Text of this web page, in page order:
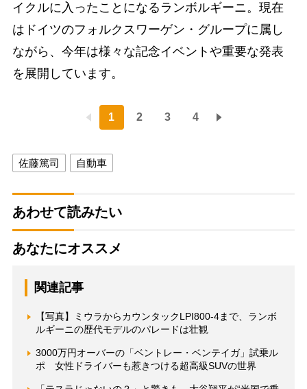
イクルに入ったことになるランボルギーニ。現在
はドイツのフォルクスワーゲン・グループに属し
ながら、今年は様々な記念イベントや重要な発表
を展開しています。
1 2 3 4
佐藤篤司 自動車
あわせて読みたい
あなたにオススメ
関連記事
【写真】ミウラからカウンタックLPI800-4まで、ランボ
ルギーニの歴代モデルのパレードは壮観
3000万円オーバーの「ベントレー・ベンテイガ」試乗ル
ポ 女性ドライバーも惹きつける超高級SUVの世界